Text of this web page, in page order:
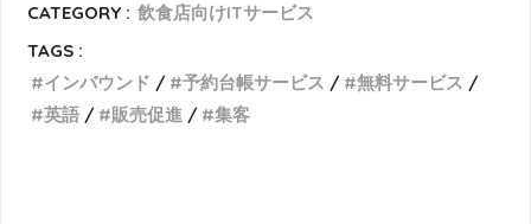
CATEGORY : 飲食店向けITサービス
TAGS :
インバウンド
予約台帳サービス
無料サービス
英語
販売促進 集客